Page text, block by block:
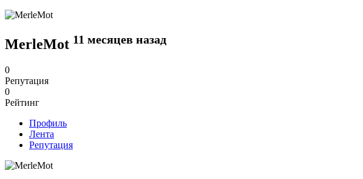
MerleMot 11 месяцев назад
0
Репутация
0
Рейтинг
Профиль
Лента
Репутация